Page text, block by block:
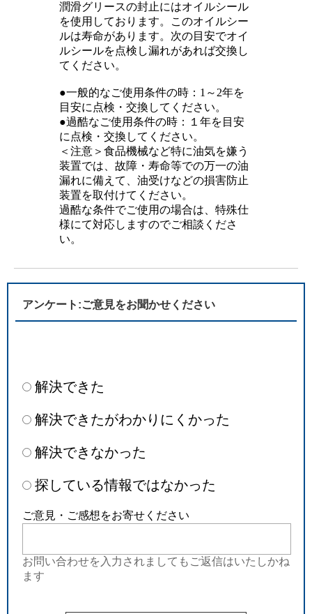
潤滑グリースの封止にはオイルシール
を使用しております。このオイルシー
ルは寿命があります。次の目安でオイ
ルシールを点検し漏れがあれば交換し
てください。
●一般的なご使用条件の時：1～2年を
目安に点検・交換してください。
●過酷なご使用条件の時：１年を目安
に点検・交換してください。
＜注意＞食品機械など特に油気を嫌う
装置では、故障・寿命等での万一の油
漏れに備えて、油受けなどの損害防止
装置を取付けてください。
過酷な条件でご使用の場合は、特殊仕
様にて対応しますのでご相談くださ
い。
アンケート:ご意見をお聞かせください
解決できた
解決できたがわかりにくかった
解決できなかった
探している情報ではなかった
ご意見・ご感想をお寄せください
お問い合わせを入力されましてもご返信はいたしかね
ます